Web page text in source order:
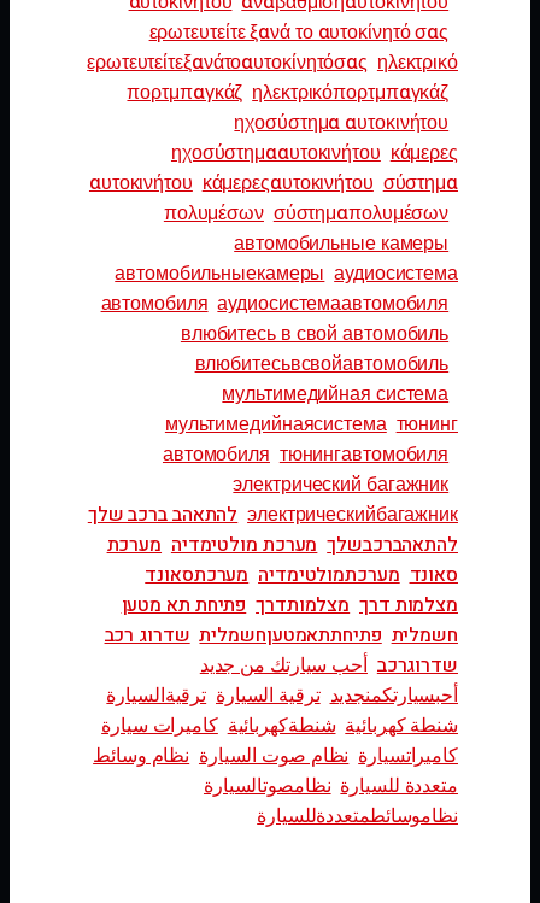
ερωτευτείτε ξανά το αυτοκίνητό σας
ερωτευτείτεξανάτοαυτοκίνητόσας ηλεκτρικό
πορτμπαγκάζ ηλεκτρικόπορτμπαγκάζ
ηχοσύστημα αυτοκινήτου
ηχοσύστημααυτοκινήτου κάμερες
αυτοκινήτου κάμερεςαυτοκινήτου σύστημα
πολυμέσων σύστημαπολυμέσων
автомобильные камеры
автомобильныекамеры аудиосистема
автомобиля аудиосистемаавтомобиля
влюбитесь в свой автомобиль
влюбитесьвсвойавтомобиль
мультимедийная система
мультимедийнаясистема тюнинг
автомобиля тюнингавтомобиля
электрический багажник
электрическийбагажник להתאהב ברכב שלך
להתאהברכבשלך מערכת מולטימדיה מערכת
סאונד מערכתמולטימדיה מערכתסאונד
מצלמות דרך מצלמותדרך פתיחת תא מטען
חשמלית פתיחתתאמטעןחשמלית שדרוג רכב
שדרוגרכב أحب سيارتك من جديد
أحبسيارتكمنجديد ترقية السيارة ترقيةالسيارة
شنطة كهربائية شنطةكهربائية كاميرات سيارة
كاميراتسيارة نظام صوت السيارة نظام وسائط
متعددة للسيارة نظامصوتالسيارة
نظاموسائطمتعددةللسيارة